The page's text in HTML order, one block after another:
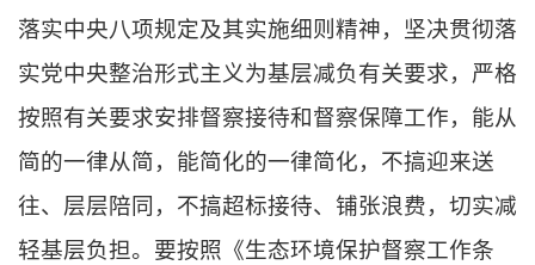
落实中央八项规定及其实施细则精神，坚决贯彻落
实党中央整治形式主义为基层减负有关要求，严格
按照有关要求安排督察接待和督察保障工作，能从
简的一律从简，能简化的一律简化，不搞迎来送
往、层层陪同，不搞超标接待、铺张浪费，切实减
轻基层负担。要按照《生态环境保护督察工作条